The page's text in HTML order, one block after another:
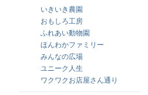
いきいき農園
おもしろ工房
ふれあい動物園
ほんわかファミリー
みんなの広場
ユニーク人生
ワクワクお店屋さん通り